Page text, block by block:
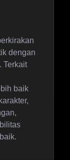
dengan
Terkait
baik